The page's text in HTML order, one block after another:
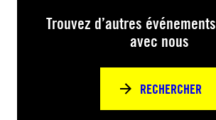
Trouvez d’autres
avec nous
RECHERCHER